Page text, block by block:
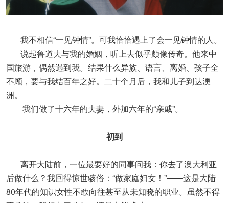
我不相信“一见钟情”。可我恰恰遇上了会一见钟情的人。
说起鲁道夫与我的婚姻，听上去似乎颇像传奇。他来中
国旅游，偶然遇到我。结果什么异族、语言、离婚、孩子全
不顾，要与我结百年之好。二十个月后，我和儿子到达澳
洲。
我们做了十六年的夫妻，外加六年的“亲戚”。
初到
离开大陆前，一位最要好的同事问我：你去了澳大利亚
后做什么？我回得惊世骇俗：“做家庭妇女！”——这是大陆
80年代的知识女性不敢向往甚至从未知晓的职业。虽然不得